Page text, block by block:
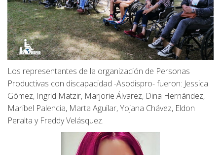
Los representantes de la organización de Personas
Productivas con discapacidad -Asodispro- fueron: Jessica
Gómez, Ingrid Matzir, Marjorie Álvarez, Dina Hernández,
Maribel Palencia, Marta Aguilar, Yojana Chávez, Eldon
Peralta y Freddy Velásquez.